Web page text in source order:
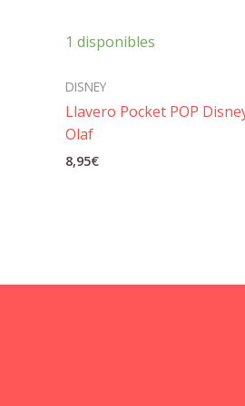
1 disponibles
DISNEY
Llavero Pocket POP
Olaf
8,95€